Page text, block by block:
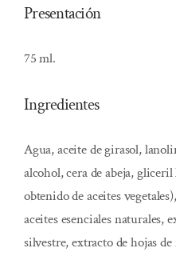
Presentación
75 ml.
Ingredientes
Agua, aceite de girasol,
alcohol, cera de abeja,
obtenido de aceites
aceites esenciales naturales,
silvestre, extracto de hojas